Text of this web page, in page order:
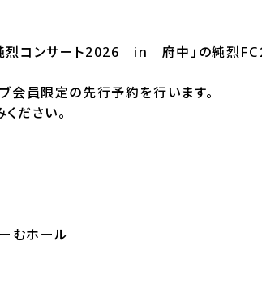
烈コンサート2026 in 府中」の純烈FC
会員限定の先行予約を行います。
ださい。
むホール